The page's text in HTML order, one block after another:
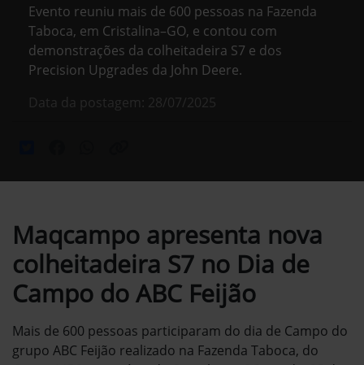
Evento reuniu mais de 600 pessoas na Fazenda
Taboca, em Cristalina–GO, e contou com
demonstrações da colheitadeira S7 e dos
Precision Upgrades da John Deere.
Data da postagem: 28/07/2025
Maqcampo apresenta nova
colheitadeira S7 no Dia de
Campo do ABC Feijão
Mais de 600 pessoas participaram do dia de Campo do
grupo ABC Feijão realizado na Fazenda Taboca, do